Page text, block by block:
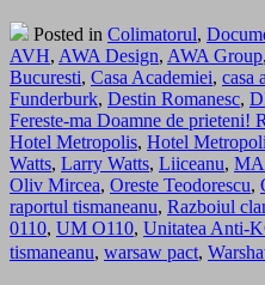
Posted in Colimatorul,
AVH, AWA Design, AWA Group,
Bucuresti, Casa Academiei, casa
Funderburk, Destin Romanesc,
Fereste-ma Doamne de prieteni!
Hotel Metropolis, Hotel
Watts, Larry Watts, Liiceanu,
Oliv Mircea, Oreste Teodorescu,
raportul tismaneanu, Razboiul
0110, UM O110, Unitatea Anti-
tismaneanu, warsaw pact,